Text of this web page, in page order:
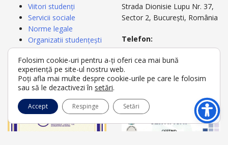
Viitori studenți
Servicii sociale
Norme legale
Organizatii studențești
Carnetul studentului
Acte studii
Secretariat
Strada Dionisie Lupu Nr. 37,
Sector 2, București, România
Telefon:
+4021 3180721
+4021 3180722
E-mail:rectorat@umfcd.ro
Folosim cookie-uri pentru a-ți oferi cea mai bună
experiență pe site-ul nostru web.
Poți afla mai multe despre cookie-urile pe care le folosim
sau să le dezactivezi în setări.
Accept Respinge Setări